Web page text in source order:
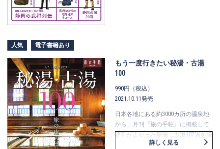
ピックアップ、静岡各地でどんな活
「静岡武将列伝」と、トリビア＆読
みどころぎっしり！
人気 電子書籍あり
もう一度行きたい秘湯・古湯
100
990円（税込）
2021.10.11発売
日本各地にある約3000カ所の温泉地
から、月刊『旅の手帖』に掲載して
評判がよかった秘湯・古湯107湯を厳
選しました。足元湧出、山秘湯、絶
詳しく見る